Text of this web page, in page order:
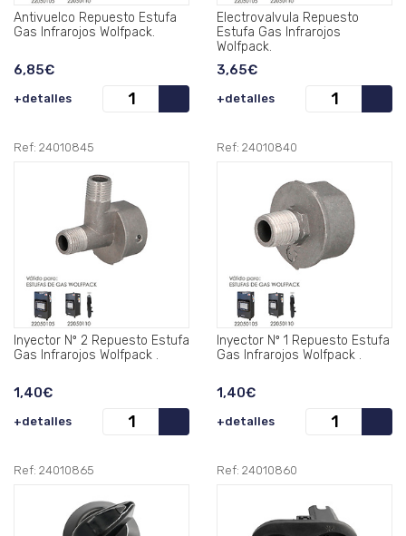
Antivuelco Repuesto Estufa
Gas Infrarojos Wolfpack.
6,85€
+detalles
Electrovalvula Repuesto
Estufa Gas Infrarojos
Wolfpack.
3,65€
+detalles
Ref: 24010845
Inyector Nº 2 Repuesto Estufa
Gas Infrarojos Wolfpack .
1,40€
+detalles
Ref: 24010840
Inyector Nº 1 Repuesto Estufa
Gas Infrarojos Wolfpack .
1,40€
+detalles
Ref: 24010865 Ref: 24010860